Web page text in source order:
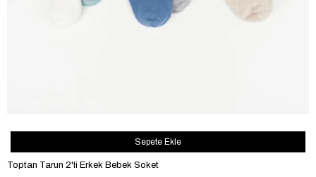
Toptan Tarun 2'li Erkek Bebek Soket
Sepete Ekle